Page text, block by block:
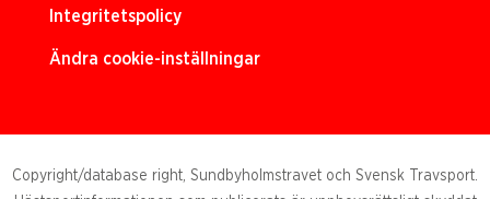
Integritetspolicy
Ändra cookie-inställningar
Copyright/database right, Sundbyholmstravet och Svensk Travsport.